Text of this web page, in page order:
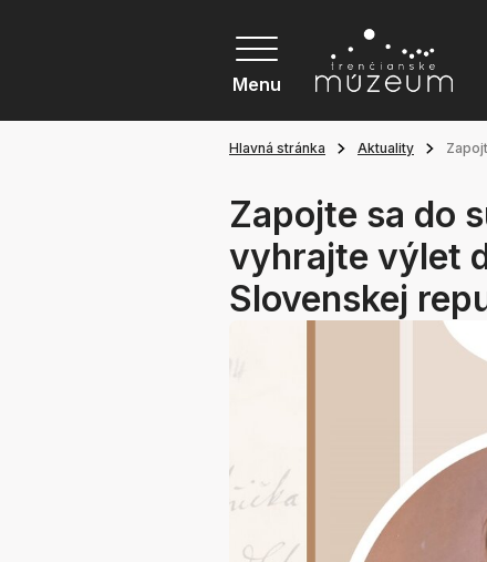
Menu
Hlavná stránka Aktuality
Zapojte sa do
vyhrajte výlet
Slovenskej